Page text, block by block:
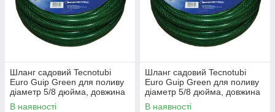
Шланг садовий Tecnotubi
Euro Guip Green для поливу
діаметр 5/8 дюйма, довжина
25 м (EGG 5/8 25)
В наявності
Шланг садовий Tecnotubi
Euro Guip Green для поливу
діаметр 5/8 дюйма, довжина
50 м (EGG 5/8 50)
В наявності